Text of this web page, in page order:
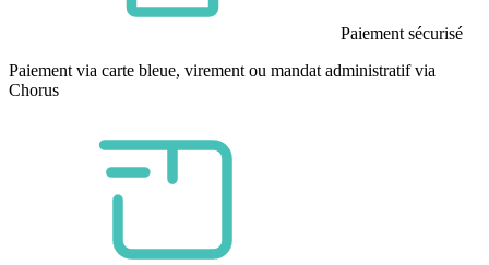
Paiement sécurisé
Paiement via carte bleue, virement ou mandat administratif via
Chorus